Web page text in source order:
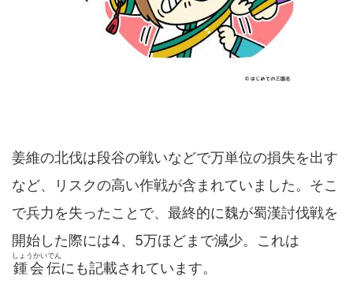
姜維の北伐は段谷の戦いなどで万単位の損失を出す
など、リスクの高い作戦が含まれていました。そこ
で兵力を失ったことで、最終的に魏が蜀漢討伐戦を
開始した際には4、5万ほどまで減少。これは
鍾会伝
しょうかいでん
にも記載されています。